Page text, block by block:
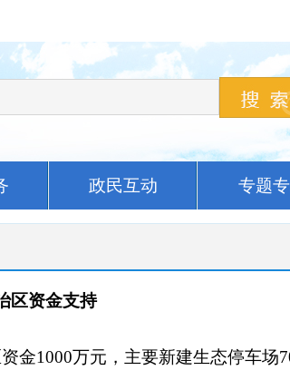
政民互动 专题
区资金支持
金1000万元，主要新建生态停车场